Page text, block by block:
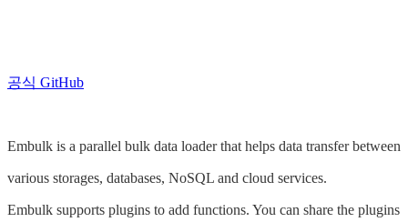
공식 GitHub
Embulk is a parallel bulk data loader that helps data transfer between
various storages, databases, NoSQL and cloud services.
Embulk supports plugins to add functions. You can share the plugins